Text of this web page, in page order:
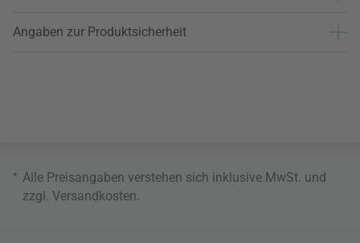
Angaben zur Produktsicherheit
* Alle Preisangaben verstehen sich inklusive MwSt. und
zzgl. Versandkosten